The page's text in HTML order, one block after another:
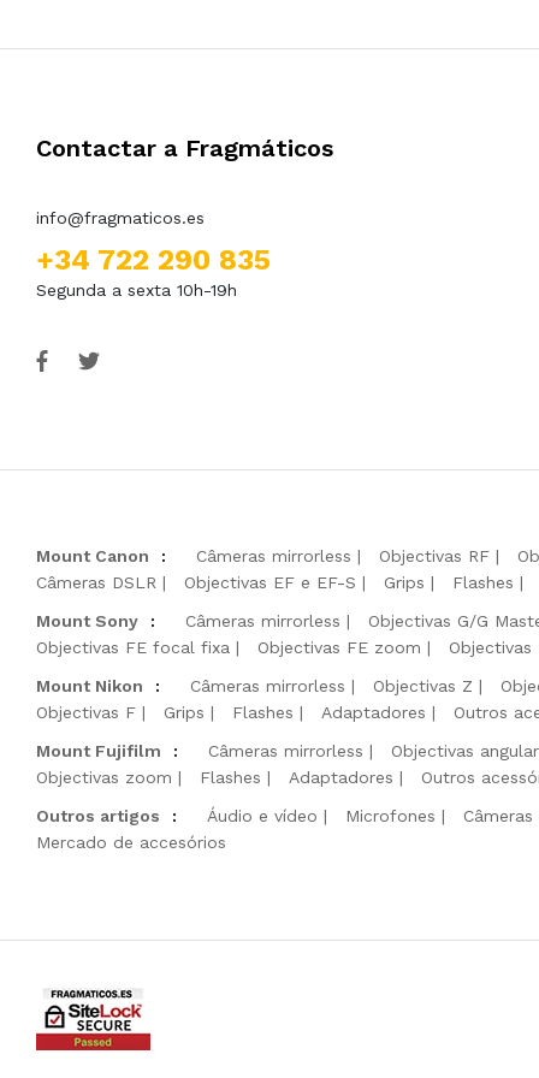
Contactar a Fragmáticos
info@fragmaticos.es
+34 722 290 835
Segunda a sexta 10h-19h
Mount Canon : Câmeras mirrorless Objectivas RF
Câmeras DSLR
Objectivas EF e EF-S Grips Flashes
Mount Sony
: Câmeras mirrorless Objectivas G/G
Objectivas FE focal fixa
Objectivas FE zoom Objectivas
Mount Nikon
: Câmeras mirrorless Objectivas Z
Objectivas F
Grips Flashes Adaptadores
Outros
Mount Fujifilm
: Câmeras mirrorless Objectivas
Objectivas zoom
Flashes Adaptadores
Outros
Outros artigos
: Áudio e vídeo Microfones
Mercado de accesórios